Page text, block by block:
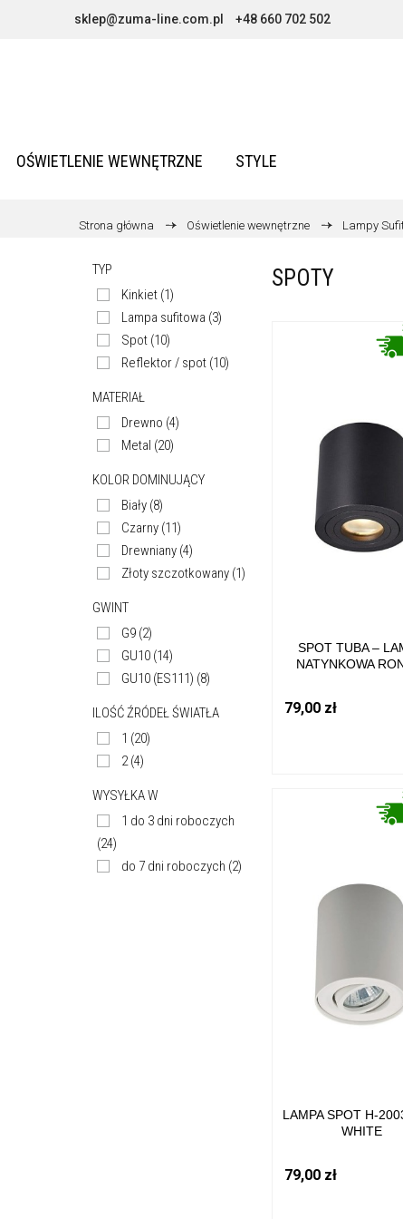
sklep@zuma-line.com.pl +48 660 702 502
OŚWIETLENIE WEWNĘTRZNE STYLE
Strona główna Oświetlenie wewnętrzne Lampy
TYP
Kinkiet (1)
Lampa sufitowa (3)
Spot (10)
Reflektor / spot (10)
MATERIAŁ
Drewno (4)
Metal (20)
KOLOR DOMINUJĄCY
Biały (8)
Czarny (11)
Drewniany (4)
Złoty szczotkowany (1)
GWINT
G9 (2)
GU10 (14)
GU10 (ES111) (8)
ILOŚĆ ŹRÓDEŁ ŚWIATŁA
1 (20)
2 (4)
WYSYŁKA W
1 do 3 dni roboczych
(24)
do 7 dni roboczych (2)
SPOTY
SPOT TUBA –
NATYNKOWA
ZUMA LINE
79,00 zł
LAMPA SPOT H-
WHITE
79,00 zł